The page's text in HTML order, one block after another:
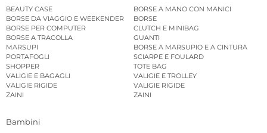
BEAUTY CASE
BORSE A MANO CON MANICI
BORSE DA VIAGGIO E WEEKENDER
BORSE
BORSE PER COMPUTER
CLUTCH E MINIBAG
BORSE A TRACOLLA
GUANTI
MARSUPI
BORSE A MARSUPIO E A CINTURA
PORTAFOGLI
SCIARPE E FOULARD
SHOPPER
TOTE BAG
VALIGIE E BAGAGLI
VALIGIE E TROLLEY
VALIGIE RIGIDE
VALIGIE RIGIDE
ZAINI
ZAINI
Bambini